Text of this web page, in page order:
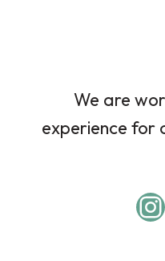
We are
experience for
Instagram